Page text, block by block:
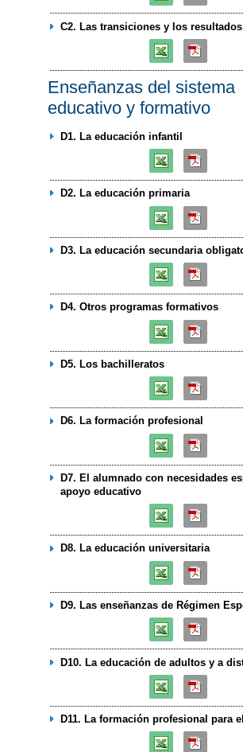
C2. Las transiciones y los
Enseñanzas del sistema
educativo y formativo
D1. La educación infantil
D2. La educación primaria
D3. La educación secundaria
D4. Otros programas formativos
D5. Los bachilleratos
D6. La formación profesional
D7. El alumnado con necesidades
apoyo educativo
D8. La educación universitaria
D9. Las enseñanzas de Régimen
D10. La educación de adultos y a
D11. La formación profesional para